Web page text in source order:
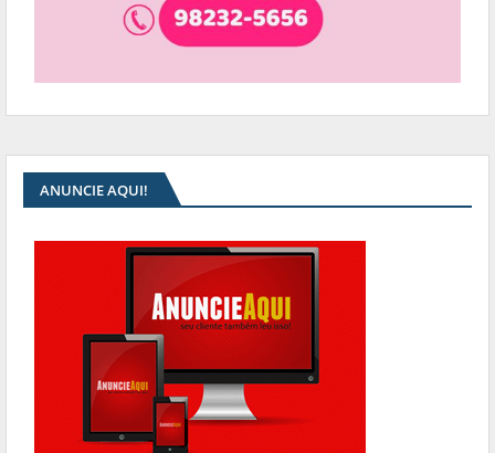
ANUNCIE AQUI!